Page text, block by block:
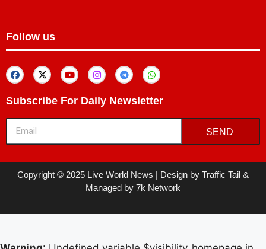
Follow us
Subscribe For Daily Newsletter
SEND
Copyright © 2025 Live World News | Design by Traffic Tail &
Managed by 7k Network